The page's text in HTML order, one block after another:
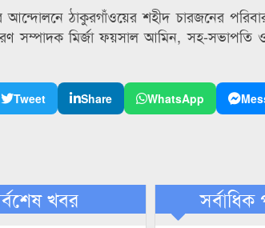
ঠাকুরগাঁওয়ের শহীদ চারজনের
সম্পাদক মির্জা ফয়সাল আমিন, সহ-সভাপতি
Tweet Share WhatsApp
খবর